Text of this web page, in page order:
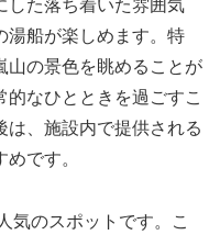
した落ち着いた雰囲気
湯船が楽しめます。特
山の景色を眺めることが
なひとときを過ごすこ
は、施設内で提供される
です。
気のスポットです。こ